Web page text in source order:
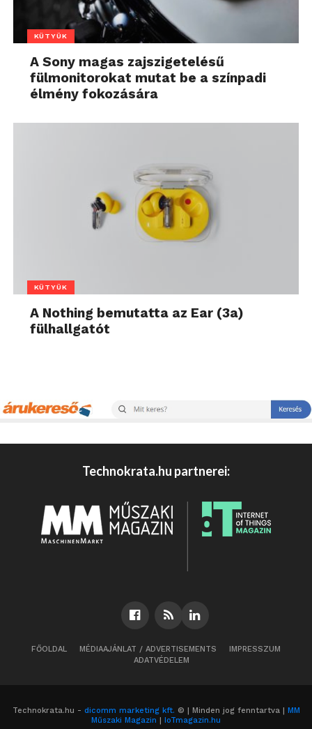
KÜTYÜK
A Sony magas zajszigetelésű
fülmonitorokat mutat be a színpadi
élmény fokozására
KÜTYÜK
A Nothing bemutatta az Ear (3a)
fülhallgatót
Technokrata.hu partnerei:
FŐOLDAL MÉDIAAJÁNLAT / ADVERTISEMENTS
IMPRESSZUM
ADATVÉDELEM
Technokrata.hu - dicomm marketing kft. © | Minden jog fenntartva |
MM
Műszaki Magazin
IoTmagazin.hu